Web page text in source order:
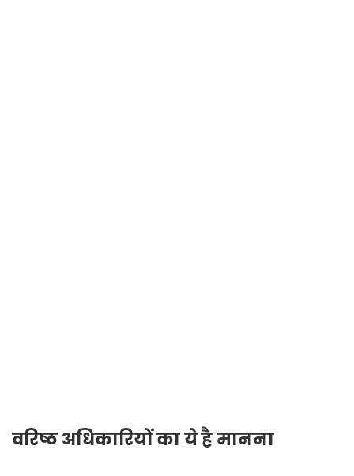
वरिष्ठ अधिकारियों का ये है मानना